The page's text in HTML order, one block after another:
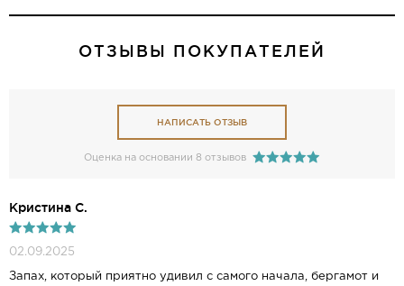
ОТЗЫВЫ ПОКУПАТЕЛЕЙ
НАПИСАТЬ ОТЗЫВ
Оценка на основании 8 отзывов
Кристина С.
02.09.2025
Запах, который приятно удивил с самого начала, бергамот и